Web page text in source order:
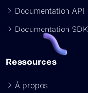
Documentation API
Documentation SDK
Ressources
À propos